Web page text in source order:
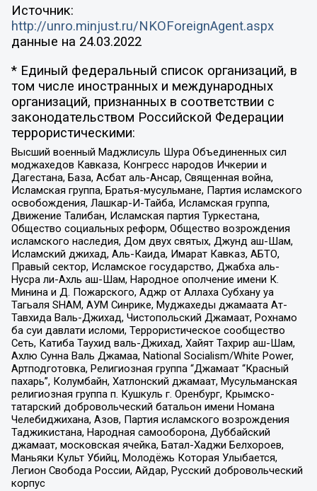
Источник:
http://unro.minjust.ru/NKOForeignAgent.aspx
данные на 24.03.2022
* Единый федеральный список организаций, в
том числе иностранных и международных
организаций, признанных в соответствии с
законодательством Российской Федерации
террористическими:
Высший военный Маджлисуль Шура Объединенных сил
моджахедов Кавказа, Конгресс народов Ичкерии и
Дагестана, База, Асбат аль-Ансар, Священная война,
Исламская группа, Братья-мусульмане, Партия исламского
освобождения, Лашкар-И-Тайба, Исламская группа,
Движение Талибан, Исламская партия Туркестана,
Общество социальных реформ, Общество возрождения
исламского наследия, Дом двух святых, Джунд аш-Шам,
Исламский джихад, Аль-Каида, Имарат Кавказ, АБТО,
Правый сектор, Исламское государство, Джабха аль-
Нусра ли-Ахль аш-Шам, Народное ополчение имени К.
Минина и Д. Пожарского, Аджр от Аллаха Субхану уа
Тагьаля SHAM, АУМ Синрике, Муджахеды джамаата Ат-
Тавхида Валь-Джихад, Чистопольский Джамаат, Рохнамо
ба суи давлати исломи, Террористическое сообщество
Сеть, Катиба Таухид валь-Джихад, Хайят Тахрир аш-Шам,
Ахлю Сунна Валь Джамаа, National Socialism/White Power,
Артподготовка, Религиозная группа “Джамаат “Красный
пахарь”, Колумбайн, Хатлонский джамаат, Мусульманская
религиозная группа п. Кушкуль г. Оренбург, Крымско-
татарский добровольческий батальон имени Номана
Челебиджихана, Азов, Партия исламского возрождения
Таджикистана, Народная самооборона, Дуббайский
джамаат, московская ячейка, Батал-Хаджи Белхороев,
Маньяки Культ Убийц, Молодёжь Которая Улыбается,
Легион Свобода России, Айдар, Русский добровольческий
корпус